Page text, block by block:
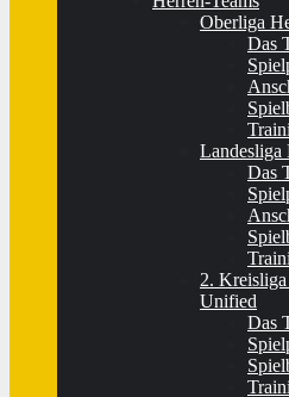
Oberliga
Das
Landesliga
Das
2.
Unified
Das